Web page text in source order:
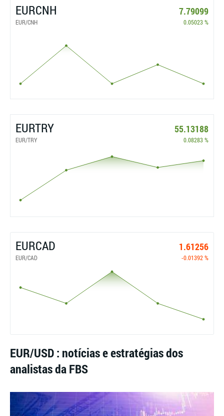
EURCNH 7.79099
EUR/CNH 0.05023 %
EURTRY 55.13188
EUR/TRY 0.08283 %
EURCAD 1.61256
EUR/CAD -0.01392 %
EUR/USD : notícias e estratégias dos
analistas da FBS